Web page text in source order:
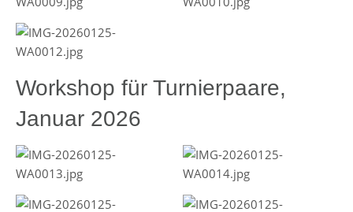
Workshop für Turnierpaare,
Januar 2026